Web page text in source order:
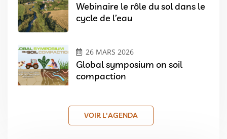
Webinaire le rôle du sol dans le
cycle de l’eau
26 MARS 2026
Global symposium on soil
compaction
VOIR L'AGENDA